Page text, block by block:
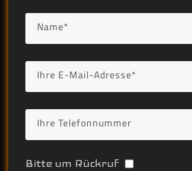
Bitte um Rückruf